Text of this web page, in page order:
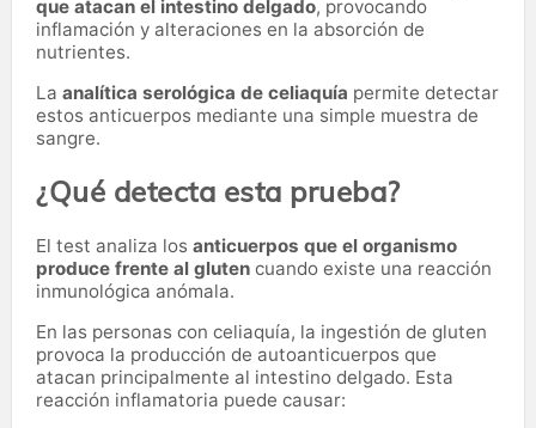
que atacan el intestino delgado, provocando
inflamación y alteraciones en la absorción de
nutrientes.
La analítica serológica de celiaquía permite detectar
estos anticuerpos mediante una simple muestra de
sangre.
¿Qué detecta esta prueba?
El test analiza los anticuerpos que el organismo
produce frente al gluten cuando existe una reacción
inmunológica anómala.
En las personas con celiaquía, la ingestión de gluten
provoca la producción de autoanticuerpos que
atacan principalmente al intestino delgado. Esta
reacción inflamatoria puede causar: